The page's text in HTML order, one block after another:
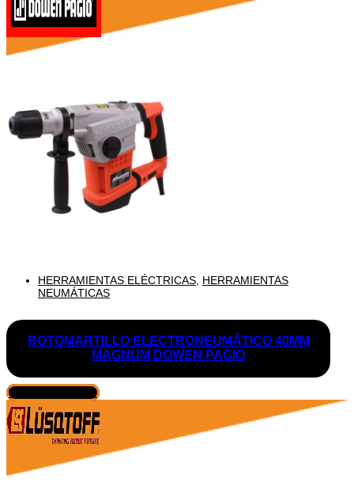
HERRAMIENTAS ELÉCTRICAS, HERRAMIENTAS
NEUMÁTICAS
ROTOMARTILLO ELECTRONEUMÁTICO 40MM
MAGNUM DOWEN PAGIO
VER PRODUCTO